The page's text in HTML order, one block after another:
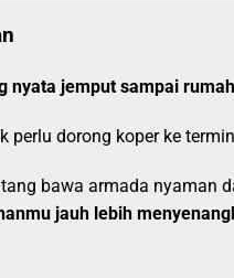
jemput sampai
perlu dorong koper ke
bawa armada nyaman
jauh lebih